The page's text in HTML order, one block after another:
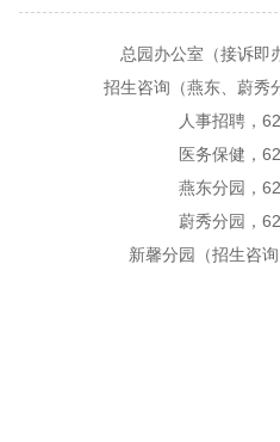
总园办公室（接诉即
招生咨询（燕东、蔚秀
人事招聘，
医务保健，
燕东分园，
蔚秀分园，
新馨分园（招生咨